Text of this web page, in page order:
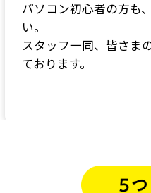
パソコン初心者の方も
い。
スタッフ一同、皆さま
ております。